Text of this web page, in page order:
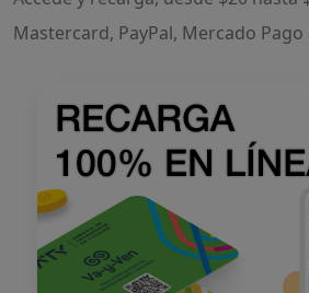
Mastercard, PayPal, Mercado Pago